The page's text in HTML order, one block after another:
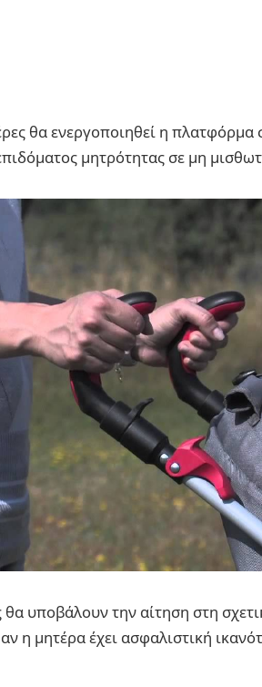
θα ενεργοποιηθεί η
μητρότητας σε μη
θα υποβάλουν την αίτηση στη
η μητέρα έχει ασφαλιστική